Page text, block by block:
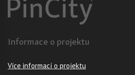
Informace o projektu
Více informací o projektu